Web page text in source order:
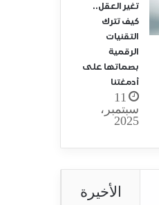
تغير العقل..
كيف تترك
التقنيات
الرقمية
بصماتها على
أدمغتنا
11
سبتمبر،
2025
الأخيرة